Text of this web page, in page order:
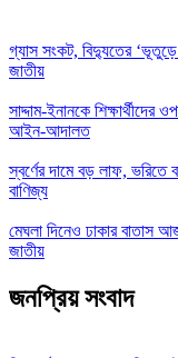
গ্যাস সংকট, বিদ্যুতের ‘ভূতুড়ে
জাতীয়
সাদ্দাম-ইনানকে শিক্ষার্থীদের
আইন-আদালত
স্বর্ণের দামে বড় লাফ, ভরিতে
বাণিজ্য
মেঘলা দিনেও ঢাকার বাতাস
জাতীয়
জনপ্রিয় সংবাদ